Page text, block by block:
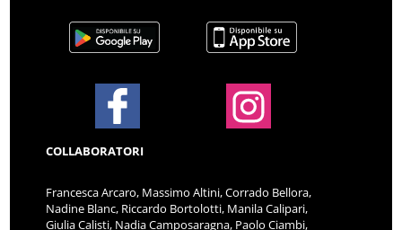
COLLABORATORI
Francesca Arcaro, Massimo Altini, Corrado Bellora,
Nadine Blanc, Riccardo Bortolotti, Manila Calipari,
Giulia Calisti, Nadia Camposaragna, Paolo Ciambi,